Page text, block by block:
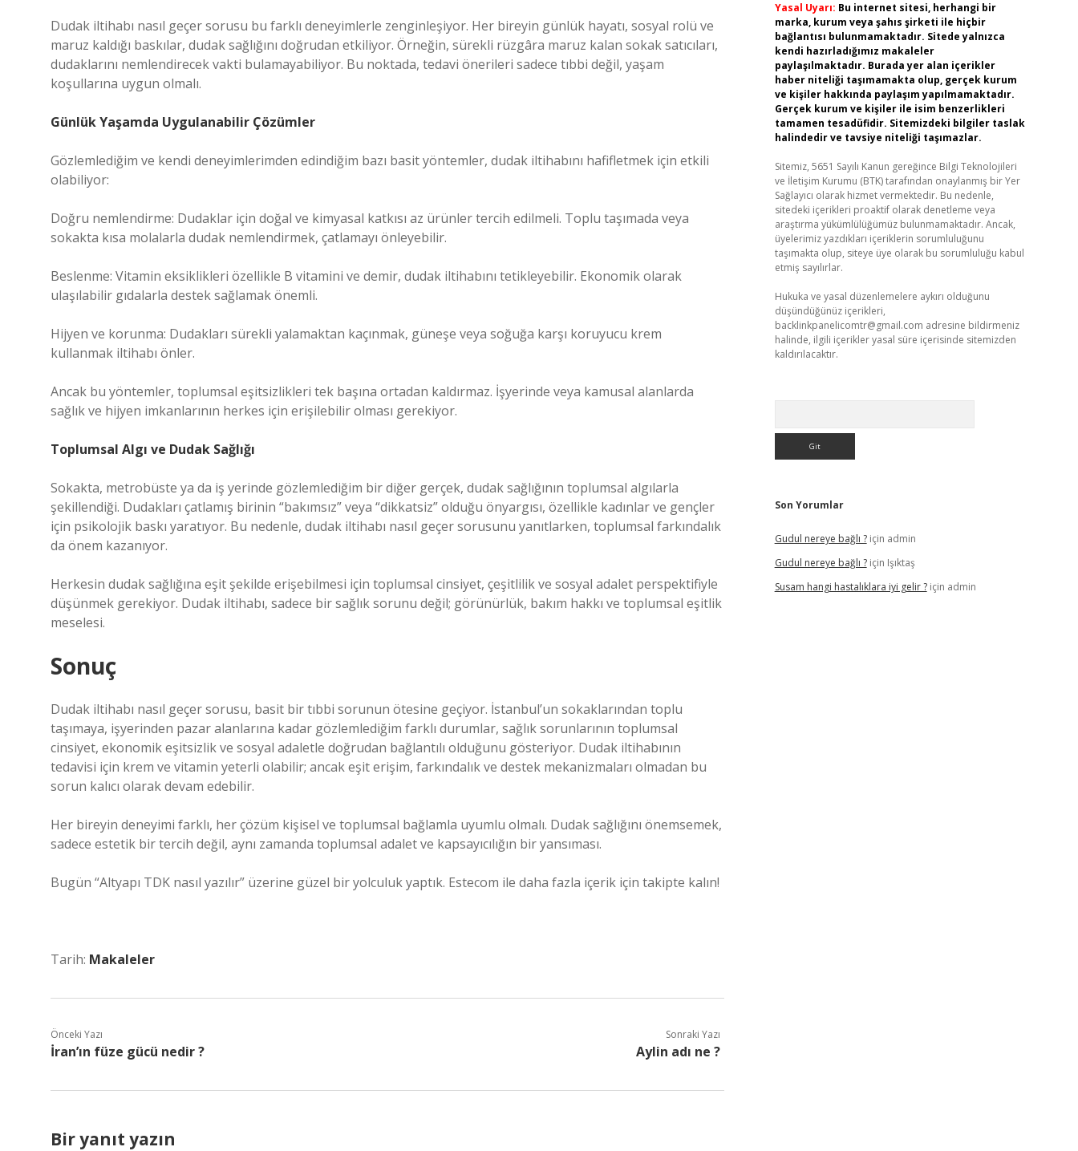
Dudak iltihabı nasıl geçer sorusu bu farklı deneyimlerle zenginleşiyor. Her bireyin günlük hayatı, sosyal rolü ve
maruz kaldığı baskılar, dudak sağlığını doğrudan etkiliyor. Örneğin, sürekli rüzgâra maruz kalan sokak satıcıları,
dudaklarını nemlendirecek vakti bulamayabiliyor. Bu noktada, tedavi önerileri sadece tıbbi değil, yaşam
koşullarına uygun olmalı.
Günlük Yaşamda Uygulanabilir Çözümler
Gözlemlediğim ve kendi deneyimlerimden edindiğim bazı basit yöntemler, dudak iltihabını hafifletmek için etkili
olabiliyor:
Doğru nemlendirme: Dudaklar için doğal ve kimyasal katkısı az ürünler tercih edilmeli. Toplu taşımada veya
sokakta kısa molalarla dudak nemlendirmek, çatlamayı önleyebilir.
Beslenme: Vitamin eksiklikleri özellikle B vitamini ve demir, dudak iltihabını tetikleyebilir. Ekonomik olarak
ulaşılabilir gıdalarla destek sağlamak önemli.
Hijyen ve korunma: Dudakları sürekli yalamaktan kaçınmak, güneşe veya soğuğa karşı koruyucu krem
kullanmak iltihabı önler.
Ancak bu yöntemler, toplumsal eşitsizlikleri tek başına ortadan kaldırmaz. İşyerinde veya kamusal alanlarda
sağlık ve hijyen imkanlarının herkes için erişilebilir olması gerekiyor.
Toplumsal Algı ve Dudak Sağlığı
Sokakta, metrobüste ya da iş yerinde gözlemlediğim bir diğer gerçek, dudak sağlığının toplumsal algılarla
şekillendiği. Dudakları çatlamış birinin “bakımsız” veya “dikkatsiz” olduğu önyargısı, özellikle kadınlar ve gençler
için psikolojik baskı yaratıyor. Bu nedenle, dudak iltihabı nasıl geçer sorusunu yanıtlarken, toplumsal farkındalık
da önem kazanıyor.
Herkesin dudak sağlığına eşit şekilde erişebilmesi için toplumsal cinsiyet, çeşitlilik ve sosyal adalet perspektifiyle
düşünmek gerekiyor. Dudak iltihabı, sadece bir sağlık sorunu değil; görünürlük, bakım hakkı ve toplumsal eşitlik
meselesi.
Sonuç
Dudak iltihabı nasıl geçer sorusu, basit bir tıbbi sorunun ötesine geçiyor. İstanbul’un sokaklarından toplu
taşımaya, işyerinden pazar alanlarına kadar gözlemlediğim farklı durumlar, sağlık sorunlarının toplumsal
cinsiyet, ekonomik eşitsizlik ve sosyal adaletle doğrudan bağlantılı olduğunu gösteriyor. Dudak iltihabının
tedavisi için krem ve vitamin yeterli olabilir; ancak eşit erişim, farkındalık ve destek mekanizmaları olmadan bu
sorun kalıcı olarak devam edebilir.
Her bireyin deneyimi farklı, her çözüm kişisel ve toplumsal bağlamla uyumlu olmalı. Dudak sağlığını önemsemek,
sadece estetik bir tercih değil, aynı zamanda toplumsal adalet ve kapsayıcılığın bir yansıması.
Bugün “Altyapı TDK nasıl yazılır” üzerine güzel bir yolculuk yaptık. Estecom ile daha fazla içerik için takipte kalın!
Tarih: Makaleler
Önceki Yazı
İran’ın füze gücü nedir ?
Sonraki Yazı
Aylin adı ne ?
Bir yanıt yazın
Yasal Uyarı: Bu internet sitesi, herhangi bir
marka, kurum veya şahıs şirketi ile hiçbir
bağlantısı bulunmamaktadır. Sitede yalnızca
kendi hazırladığımız makaleler
paylaşılmaktadır. Burada yer alan içerikler
haber niteliği taşımamakta olup, gerçek kurum
ve kişiler hakkında paylaşım yapılmamaktadır.
Gerçek kurum ve kişiler ile isim benzerlikleri
tamamen tesadüfidir. Sitemizdeki bilgiler taslak
halindedir ve tavsiye niteliği taşımazlar.
Sitemiz, 5651 Sayılı Kanun gereğince Bilgi Teknolojileri
ve İletişim Kurumu (BTK) tarafından onaylanmış bir Yer
Sağlayıcı olarak hizmet vermektedir. Bu nedenle,
sitedeki içerikleri proaktif olarak denetleme veya
araştırma yükümlülüğümüz bulunmamaktadır. Ancak,
üyelerimiz yazdıkları içeriklerin sorumluluğunu
taşımakta olup, siteye üye olarak bu sorumluluğu kabul
etmiş sayılırlar.
Hukuka ve yasal düzenlemelere aykırı olduğunu
düşündüğünüz içerikleri,
backlinkpanelicomtr@gmail.com adresine bildirmeniz
halinde, ilgili içerikler yasal süre içerisinde sitemizden
kaldırılacaktır.
Son Yorumlar
Gudul nereye bağlı ?için admin
Gudul nereye bağlı ?için Işıktaş
Susam hangi hastalıklara iyi gelir ?için admin